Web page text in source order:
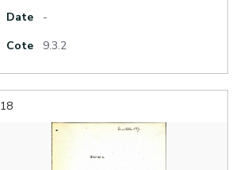
Date
-
Cote
9.3.2
18